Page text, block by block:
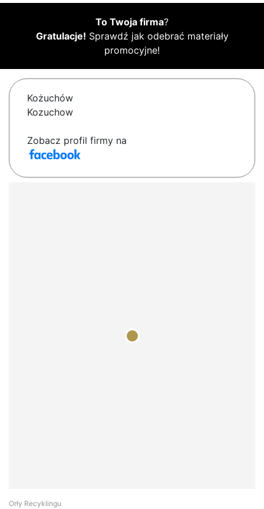
To Twoja firma?
Gratulacje! Sprawdź jak odebrać materiały
promocyjne!
Kożuchów
Kozuchow
Zobacz profil firmy na
Orły Recyklingu